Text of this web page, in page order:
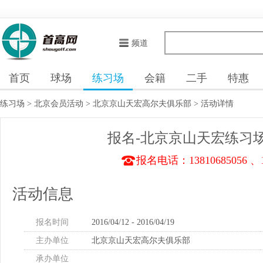
频道
首页 球场 练习场 会籍 二手 特惠
练习场 > 北京会员活动 > 北京京山天宏高尔夫俱乐部 > 活动详情
报名-北京京山天宏练习
报名电话：13810685056 、
活动信息
报名时间 2016/04/12 - 2016/04/19
主办单位 北京京山天宏高尔夫俱乐部
承办单位